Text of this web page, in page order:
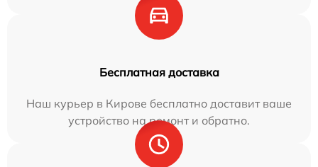
Бесплатная доставка
Наш курьер в Кирове бесплатно доставит ваше
устройство на ремонт и обратно.